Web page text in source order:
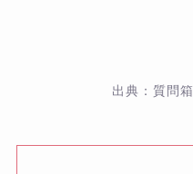
出典：質問箱